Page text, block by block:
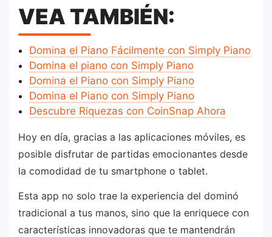
VEA TAMBIÉN:
Domina el Piano Fácilmente con Simply Piano
Domina el piano con Simply Piano
Domina el Piano con Simply Piano
Domina el Piano con Simply Piano
Descubre Riquezas con CoinSnap Ahora
Hoy en día, gracias a las aplicaciones móviles, es
posible disfrutar de partidas emocionantes desde
la comodidad de tu smartphone o tablet.
Esta app no solo trae la experiencia del dominó
tradicional a tus manos, sino que la enriquece con
características innovadoras que te mantendrán